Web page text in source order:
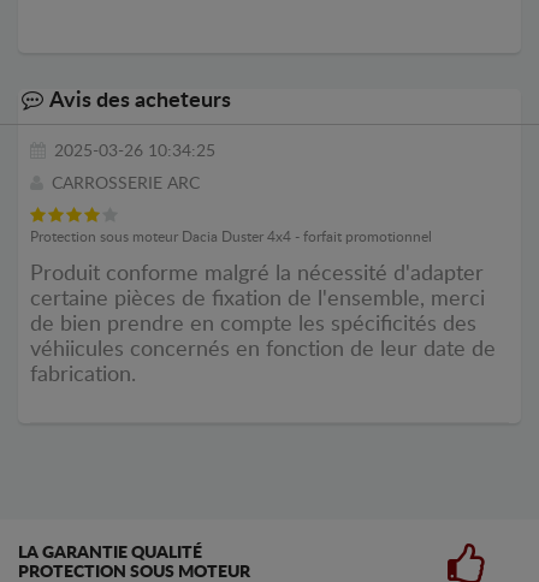
Avis des acheteurs
2025-03-26 10:34:25
CARROSSERIE ARC
Protection sous moteur Dacia Duster 4x4 - forfait promotionnel
Produit conforme malgré la nécessité d'adapter
certaine pièces de fixation de l'ensemble, merci
de bien prendre en compte les spécificités des
véhiicules concernés en fonction de leur date de
fabrication.
LA GARANTIE QUALITÉ
PROTECTION SOUS MOTEUR